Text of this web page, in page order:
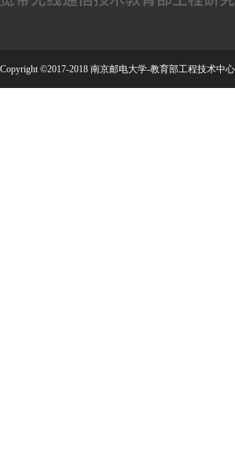
Copyright ©2017-2018 南京邮电大学-教育部工程技术中心